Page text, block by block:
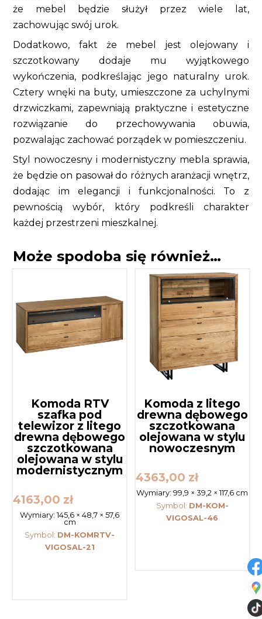
że mebel będzie służył przez wiele lat,
zachowując swój urok.
Dodatkowo, fakt że mebel jest olejowany i
szczotkowany dodaje mu wyjątkowego
wykończenia, podkreślając jego naturalny urok.
Cztery wnęki na buty, umieszczone za uchylnymi
drzwiczkami, zapewniają praktyczne i estetyczne
rozwiązanie do przechowywania obuwia,
pozwalając zachować porządek w pomieszczeniu.
Styl nowoczesny i modernistyczny mebla sprawia,
że będzie on pasował do różnych aranżacji wnętrz,
dodając im elegancji i funkcjonalności. To z
pewnością wybór, który podkreśli charakter
każdej przestrzeni mieszkalnej.
Może spodoba się również…
Komoda RTV
szafka pod
telewizor z litego
drewna dębowego
szczotkowana
olejowana w stylu
modernistycznym
4163,00 zł
Wymiary:145,6 × 48,7 × 57,6
cm
Symbol: DM-KOMRTV-
VIGOSAL-21
Komoda z litego
drewna dębowego
szczotkowana
olejowana w stylu
nowoczesnym
4363,00 zł
Wymiary:99,9 × 39,2 × 117,6 cm
Symbol: DM-KOM-
VIGOSAL-46